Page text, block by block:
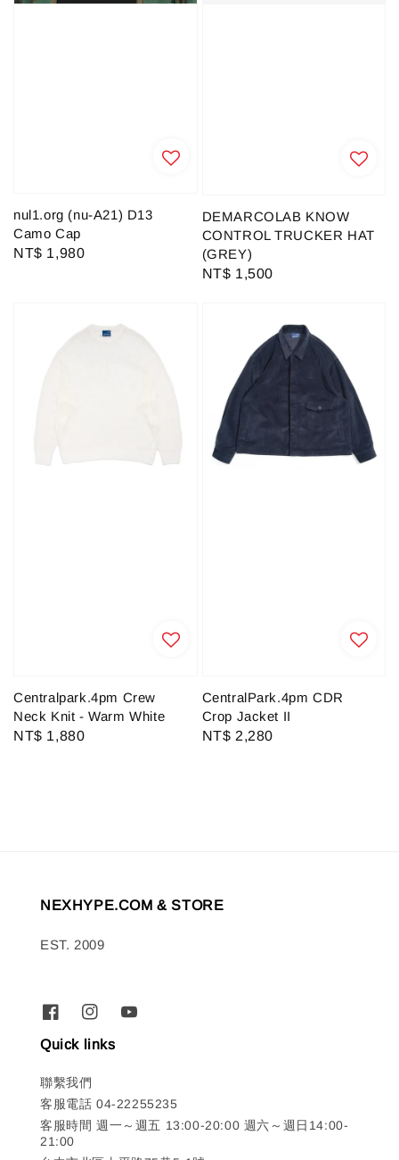
nul1.org (nu-A21) D13
Camo Cap
Regular
NT$ 1,980
DEMARCOLAB KNOW
CONTROL TRUCKER HAT
(GREY)
Regular
NT$ 1,500
Centralpark.4pm Crew
Neck Knit - Warm White
Regular
NT$ 1,880
CentralPark.4pm CDR
Crop Jacket II
Regular
NT$ 2,280
NEXHYPE.COM & STORE
EST. 2009
Quick links
聯繫我們
客服電話 04-22255235
客服時間 週一～週五 13:00-20:00 週六～週日14:00-
21:00